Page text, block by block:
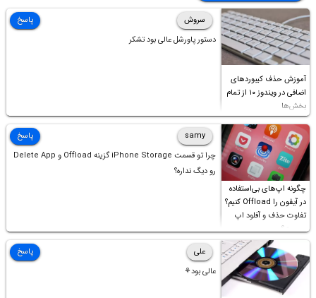
آموزش حذف کیبوردهای
اضافی در ویندوز ۱۰ از تمام
بخش‌ها
سروش
دستور پاورشل عالی بود تشکر
پاسخ
چگونه اپ‌های بی‌استفاده
در آیفون را Offload کنیم؟
تفاوت حذف و آفلود اپ
چیست؟
samy
چرا تو قسمت iPhone Storage گزینه Offload و Delete App
رو دیگ نداره؟
پاسخ
علی
عالی بود⚘
پاسخ